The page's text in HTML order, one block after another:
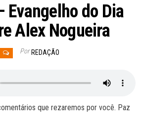
Evangelho do Dia
Alex Nogueira
Por REDAÇÃO
que rezaremos por você. Paz